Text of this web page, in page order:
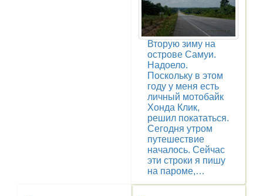
Вторую зиму на
острове Самуи.
Надоело.
Поскольку в этом
году у меня есть
личный мотобайк
Хонда Клик,
решил покататься.
Сегодня утром
путешествие
началось. Сейчас
эти строки я пишу
на пароме,…